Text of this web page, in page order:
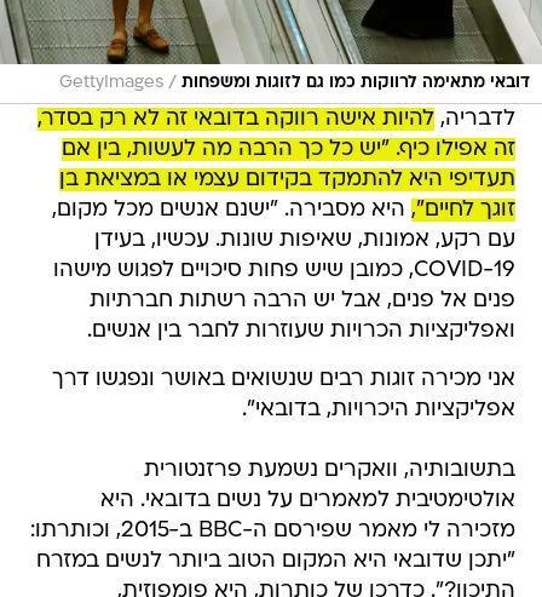
דובאי מתאימה לרווקות כמו גם לזוגות ומשפחות /
GettyImages
לדבריה,להיות אישה רווקה בדובאי זה לא רק בסדר,
זה אפילו כיף. "יש כל כך הרבה מה לעשות, בין אם
תעדיפי היא להתמקד בקידום עצמי או במציאת בן
זוגך לחיים", היא מסבירה. "ישנם אנשים מכל מקום,
עם רקע, אמונות, שאיפות שונות. עכשיו, בעידן
COVID-19, כמובן שיש פחות סיכויים לפגוש מישהו
פנים אל פנים, אבל יש הרבה רשתות חברתיות
ואפליקציות הכרויות שעוזרות לחבר בין אנשים.
אני מכירה זוגות רבים שנשואים באושר ונפגשו דרך
אפליקציות היכרויות, בדובאי".
בתשובותיה, וואקרים נשמעת פרזנטורית
אולטימטיבית למאמרים על נשים בדובאי. היא
מזכירה לי מאמר שפירסם ה-BBC ב-2015, וכותרתו:
"יתכן שדובאי היא המקום הטוב ביותר לנשים במזרח
התיכון?". כדרכן של כותרות, היא פומפוזית,